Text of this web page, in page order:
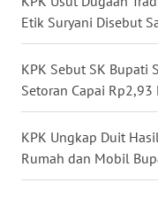
Etik Suryani Disebut
KPK Sebut SK Bupati
Setoran Capai
KPK Ungkap Duit
Rumah dan Mobil
WN
NUSANTARA
WN
WN